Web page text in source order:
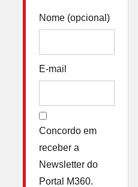
Nome (opcional)
E-mail
Concordo em
receber a
Newsletter do
Portal M360.